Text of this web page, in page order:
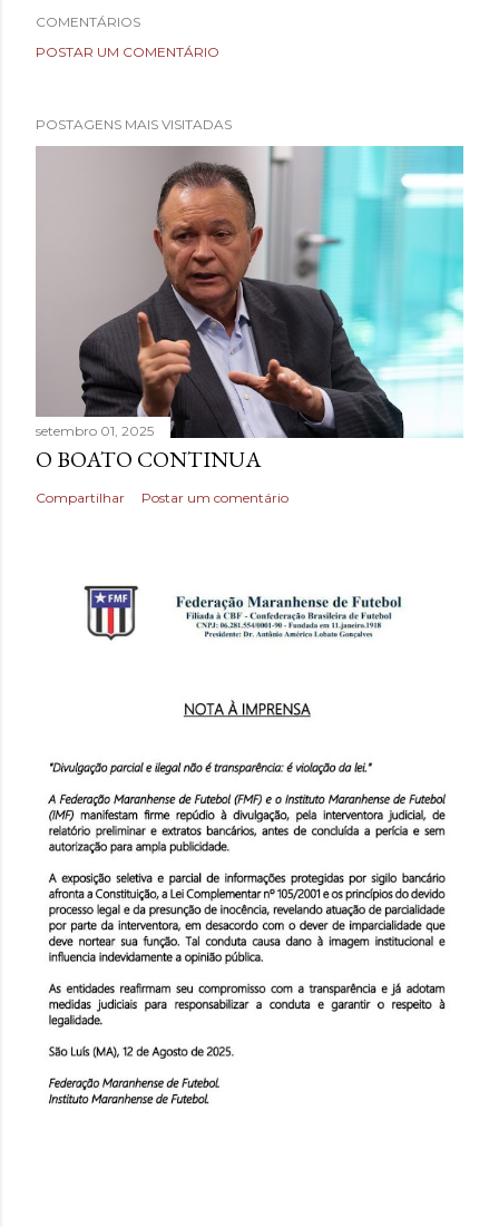
COMENTÁRIOS
POSTAR UM COMENTÁRIO
POSTAGENS MAIS VISITADAS
setembro 01, 2025
O BOATO CONTINUA
Compartilhar Postar um comentário